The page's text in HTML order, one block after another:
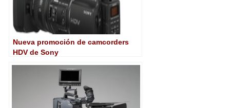
Nueva promoción de camcorders
HDV de Sony